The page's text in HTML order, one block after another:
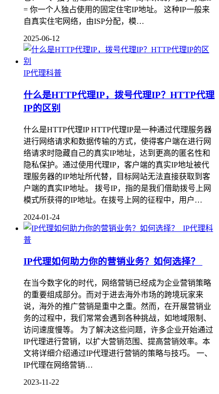
= 你一个人独占使用的固定住宅IP地址。 这种IP一般来
自真实住宅网络，由ISP分配，模…
2025-06-12
IP代理科普
什么是HTTP代理IP，拨号代理IP？HTTP代理
IP的区别
什么是HTTP代理IP HTTP代理IP是一种通过代理服务器
进行网络请求和数据传输的方式，使得客户端在进行网
络请求时隐藏自己的真实IP地址，达到更高的匿名性和
隐私保护。通过使用代理IP，客户端的真实IP地址被代
理服务器的IP地址所代替，目标网站无法直接获取到客
户端的真实IP地址。 拨号IP，指的是我们借助拨号上网
模式所获得的IP地址。在拨号上网的征程中，用户…
2024-01-24
IP代理科
普
IP代理如何助力你的营销业务？如何选择？
在当今数字化的时代，网络营销已经成为企业营销策略
的重要组成部分。而对于进去海外市场的跨境玩家来
说，海外的推广营销是重中之重。然而，在开展营销业
务的过程中，我们常常会遇到各种挑战，如地域限制、
访问速度慢等。 为了解决这些问题，许多企业开始通过
IP代理进行营销，以扩大营销范围、提高营销效率。本
文将详细介绍通过IP代理进行营销的策略与技巧。 一、
IP代理在网络营销…
2023-11-22